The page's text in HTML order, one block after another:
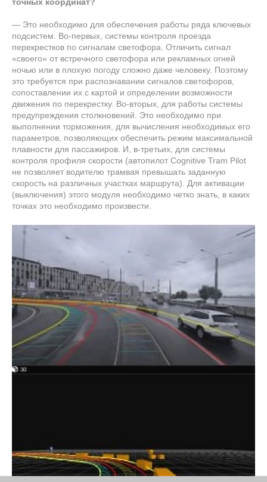
— Это необходимо для обеспечения работы ряда ключевых
подсистем. Во-первых, системы контроля проезда
перекрестков по сигналам светофора. Отличить сигнал
«своего» от встречного светофора или рекламных огней
ночью или в плохую погоду сложно даже человеку. Поэтому
это требуется при распознавании сигналов светофоров,
сопоставлении их с картой и определении возможности
движения по перекрестку. Во-вторых, для работы системы
предупреждения столкновений. Это необходимо при
выполнении торможения, для вычисления необходимых его
параметров, позволяющих обеспечить режим максимальной
плавности для пассажиров. И, в-третьих, для системы
контроля профиля скорости (автопилот Cognitive Tram Pilot
не позволяет водителю трамвая превышать заданную
скорость на различных участках маршрута). Для активации
(выключения) этого модуля необходимо четко знать, в каких
точках это необходимо произвести.